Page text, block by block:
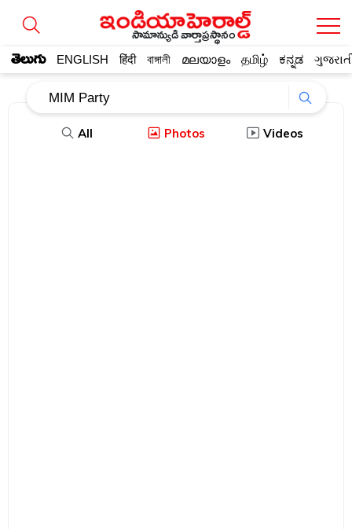
సామాన్యుడి వార్తాప్రస్థానం
తెలుగు ENGLISH हिंदी বাঙ্গালী മലയാളം தமிழ் ಕನ್ನಡ
All Photos Videos